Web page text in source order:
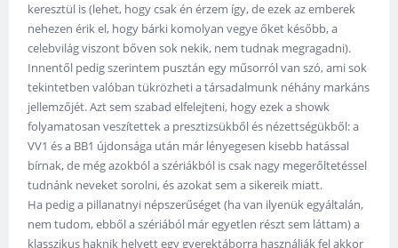
keresztül is (lehet, hogy csak én érzem így, de ezek az emberek
nehezen érik el, hogy bárki komolyan vegye őket később, a
celebvilág viszont bőven sok nekik, nem tudnak megragadni).
Innentől pedig szerintem pusztán egy műsorról van szó, ami sok
tekintetben valóban tükrözheti a társadalmunk néhány markáns
jellemzőjét. Azt sem szabad elfelejteni, hogy ezek a showk
folyamatosan veszítettek a presztizsükből és nézettségükből: a
VV1 és a BB1 újdonsága után már lényegesen kisebb hatással
bírnak, de még azokból a szériákból is csak nagy megerőltetéssel
tudnánk neveket sorolni, és azokat sem a sikereik miatt.
Ha pedig a pillanatnyi népszerűséget (ha van ilyenük egyáltalán,
nem tudom, ebből a szériából már egyetlen részt sem láttam) a
klasszikus haknik helyett egy gyerektáborra használják fel akkor